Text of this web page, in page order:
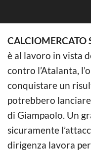
CALCIOMERCATO
è al lavoro in vista
contro l’Atalanta,
conquistare un
potrebbero
di Giampaolo. Un
sicuramente
dirigenza lavora